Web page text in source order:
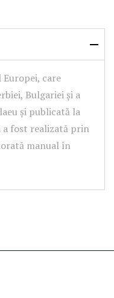
care
Bulgariei și a
și publicată la
a fost realizată prin
manual în